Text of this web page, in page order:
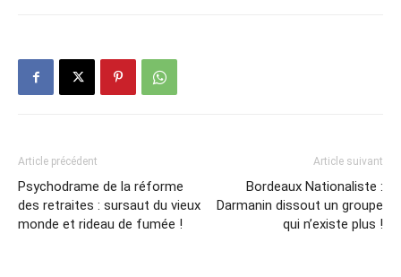
Article précédent
Psychodrame de la réforme
des retraites : sursaut du vieux
monde et rideau de fumée !
Article suivant
Bordeaux Nationaliste :
Darmanin dissout un groupe
qui n’existe plus !